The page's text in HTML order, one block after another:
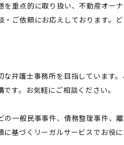
を重点的に取り扱い、不動産オー
・ご依頼にお応えしております。
弁護士事務所を目指しています
す。お気軽にご相談ください。
一般民事事件、債務整理事件、
基づくリーガルサービスでお役